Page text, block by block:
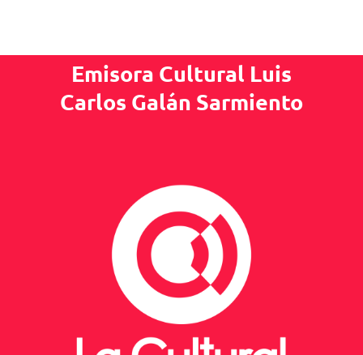
Emisora Cultural Luis
Carlos Galán Sarmiento